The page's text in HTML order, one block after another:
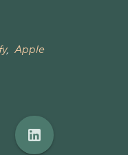
, Apple